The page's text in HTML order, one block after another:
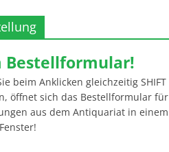
Bestellformular!
beim Anklicken gleichzeitig SHIFT
öffnet sich das Bestellformular für
aus dem Antiquariat in einem